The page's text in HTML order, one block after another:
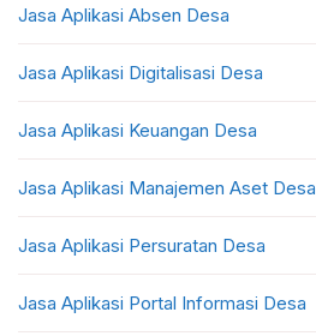
Jasa Aplikasi Absen Desa
Jasa Aplikasi Digitalisasi Desa
Jasa Aplikasi Keuangan Desa
Jasa Aplikasi Manajemen Aset Desa
Jasa Aplikasi Persuratan Desa
Jasa Aplikasi Portal Informasi Desa